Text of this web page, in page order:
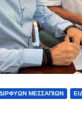
ΜΕΣΣΑΠΙΩΝ